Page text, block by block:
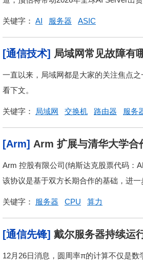
关键字： AI 服务器 ASIC
[通信技术] 局域网常见故障有
一直以来，局域网都是大家的关注焦点
看下文。
关键字： 局域网 交换机 路由器 服务
[Arm] Arm 扩展与清华大学合
Arm 控股有限公司(纳斯达克股票代码：
该协议是基于双方长期合作的基础，进
关键字： 服务器 CPU 算力
[通信先锋] 戴尔服务器持续运
12月26日消息，圆周率π的计算不仅是数